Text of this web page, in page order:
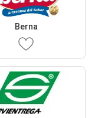
Berna